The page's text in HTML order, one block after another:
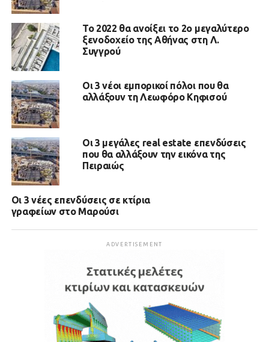
To 2022 θα ανοίξει το 2o μεγαλύτερο
ξενοδοχείο της Αθήνας στη Λ.
Συγγρού
Οι 3 νέοι εμπορικοί πόλοι που θα
αλλάξουν τη Λεωφόρο Κηφισού
Οι 3 μεγάλες real estate επενδύσεις
που θα αλλάξουν την εικόνα της
Πειραιώς
Οι 3 νέες επενδύσεις σε κτίρια
γραφείων στο Μαρούσι
ADVERTISEMENT